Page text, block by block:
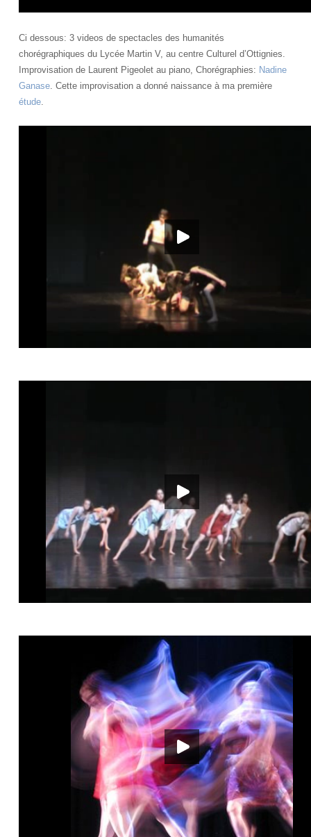
Ci dessous: 3 videos de spectacles des humanités
chorégraphiques du Lycée Martin V, au centre Culturel d’Ottignies.
Improvisation de Laurent Pigeolet au piano, Chorégraphies: Nadine
Ganase. Cette improvisation a donné naissance à ma première
étude.